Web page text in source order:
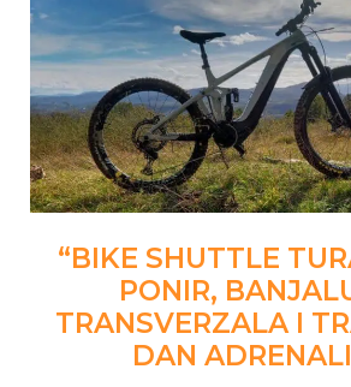
“BIKE SHUTTLE
PONIR,
TRANSVERZALA I
DAN